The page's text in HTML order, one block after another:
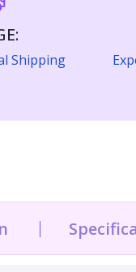
Shipping